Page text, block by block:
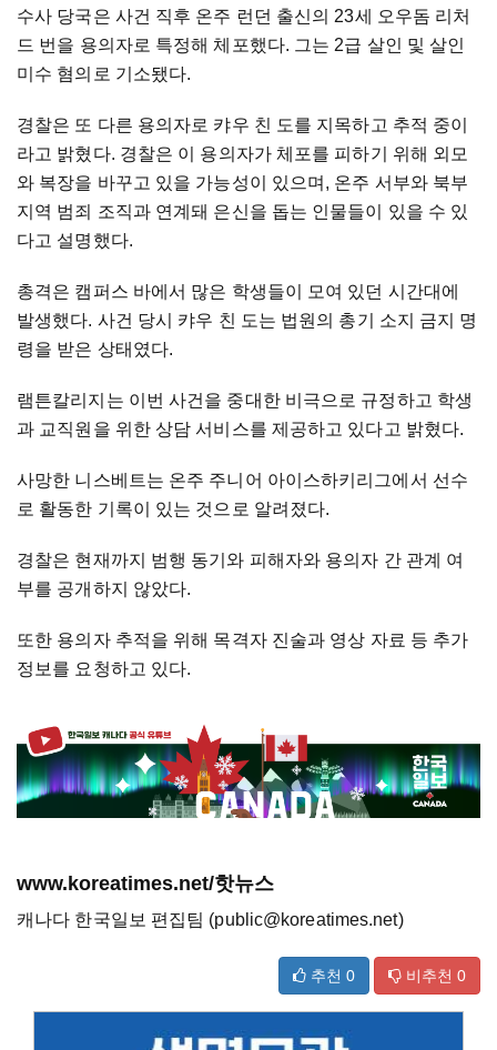
수사 당국은 사건 직후 온주 런던 출신의 23세 오우돔 리처
드 번을 용의자로 특정해 체포했다. 그는 2급 살인 및 살인
미수 혐의로 기소됐다.
경찰은 또 다른 용의자로 캬우 친 도를 지목하고 추적 중이
라고 밝혔다. 경찰은 이 용의자가 체포를 피하기 위해 외모
와 복장을 바꾸고 있을 가능성이 있으며, 온주 서부와 북부
지역 범죄 조직과 연계돼 은신을 돕는 인물들이 있을 수 있
다고 설명했다.
총격은 캠퍼스 바에서 많은 학생들이 모여 있던 시간대에
발생했다. 사건 당시 캬우 친 도는 법원의 총기 소지 금지 명
령을 받은 상태였다.
램튼칼리지는 이번 사건을 중대한 비극으로 규정하고 학생
과 교직원을 위한 상담 서비스를 제공하고 있다고 밝혔다.
사망한 니스베트는 온주 주니어 아이스하키리그에서 선수
로 활동한 기록이 있는 것으로 알려졌다.
경찰은 현재까지 범행 동기와 피해자와 용의자 간 관계 여
부를 공개하지 않았다.
또한 용의자 추적을 위해 목격자 진술과 영상 자료 등 추가
정보를 요청하고 있다.
www.koreatimes.net/핫뉴스
캐나다 한국일보 편집팀 (public@koreatimes.net)
추천 0 비추천 0